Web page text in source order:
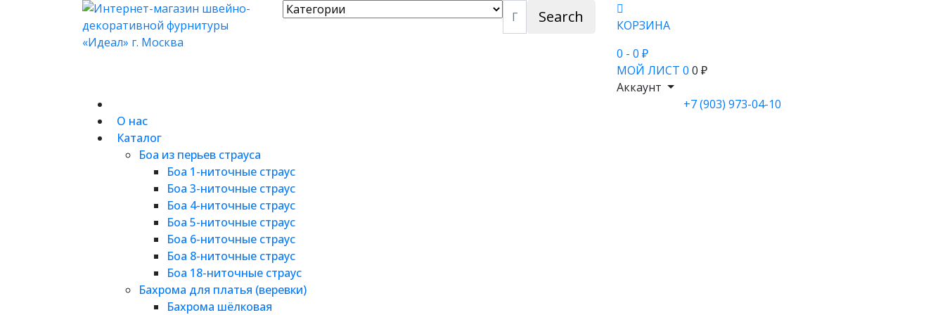
Search
КОРЗИНА
0 - 0 ₽
МОЙ ЛИСТ 0 0 ₽
Аккаунт
О нас
Каталог
Боа из перьев страуса
Боа 1-ниточные страус
Боа 3-ниточные страус
Боа 4-ниточные страус
Боа 5-ниточные страус
Боа 6-ниточные страус
Боа 8-ниточные страус
Боа 18-ниточные страус
Бахрома для платья (веревки)
Бахрома шёлковая
+7 (903) 973-04-10